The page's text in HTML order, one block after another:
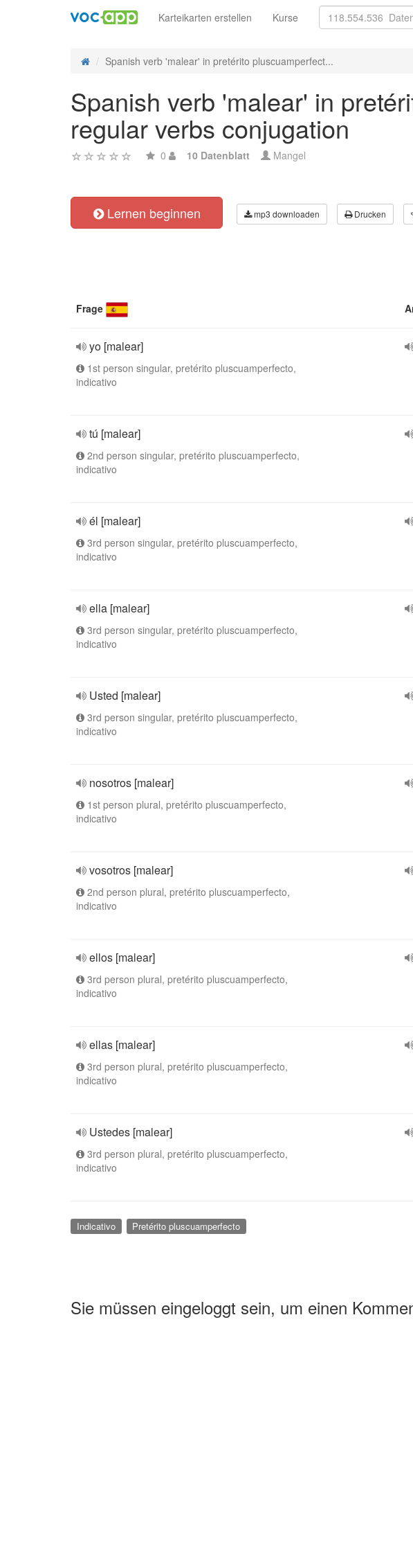
Karteikarten erstellen Kurse
Spanish verb 'malear' in pretérito pluscuamperfect...
Spanish verb 'malear' in
regular verbs conjugation
0 10 Datenblatt Mangel
Lernen beginnen mp3 downloaden Drucken
Frage
yo [malear]
1st person singular, pretérito pluscuamperfecto,
indicativo
tú [malear]
2nd person singular, pretérito pluscuamperfecto,
indicativo
él [malear]
3rd person singular, pretérito pluscuamperfecto,
indicativo
ella [malear]
3rd person singular, pretérito pluscuamperfecto,
indicativo
Usted [malear]
3rd person singular, pretérito pluscuamperfecto,
indicativo
nosotros [malear]
1st person plural, pretérito pluscuamperfecto,
indicativo
vosotros [malear]
2nd person plural, pretérito pluscuamperfecto,
indicativo
ellos [malear]
3rd person plural, pretérito pluscuamperfecto,
indicativo
ellas [malear]
3rd person plural, pretérito pluscuamperfecto,
indicativo
Ustedes [malear]
3rd person plural, pretérito pluscuamperfecto,
indicativo
Indicativo Pretérito pluscuamperfecto
Sie müssen eingeloggt sein, um einen